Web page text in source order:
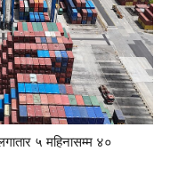
५ महिनासम्म ४०